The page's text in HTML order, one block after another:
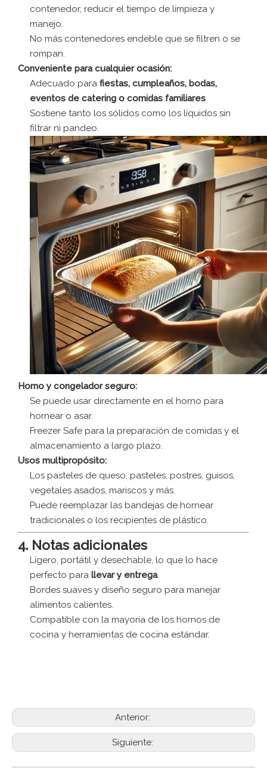
contenedor, reducir el tiempo de limpieza y
manejo.
No más contenedores endeble que se filtren o se
rompan.
Conveniente para cualquier ocasión:
Adecuado para fiestas, cumpleaños, bodas,
eventos de catering o comidas familiares.
Sostiene tanto los sólidos como los líquidos sin
filtrar ni pandeo.
Horno y congelador seguro:
Se puede usar directamente en el horno para
hornear o asar.
Freezer Safe para la preparación de comidas y el
almacenamiento a largo plazo.
Usos multipropósito:
Los pasteles de queso, pasteles, postres, guisos,
vegetales asados, mariscos y más.
Puede reemplazar las bandejas de hornear
tradicionales o los recipientes de plástico.
4. Notas adicionales
Ligero, portátil y desechable, lo que lo hace
perfecto para llevar y entrega.
Bordes suaves y diseño seguro para manejar
alimentos calientes.
Compatible con la mayoría de los hornos de
cocina y herramientas de cocina estándar.
Anterior:
Siguiente: